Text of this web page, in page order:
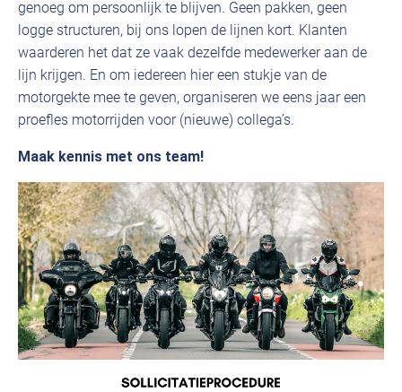
genoeg om persoonlijk te blijven. Geen pakken, geen
logge structuren, bij ons lopen de lijnen kort. Klanten
waarderen het dat ze vaak dezelfde medewerker aan de
lijn krijgen. En om iedereen hier een stukje van de
motorgekte mee te geven, organiseren we eens jaar een
proefles motorrijden voor (nieuwe) collega’s.
Maak kennis met ons team!